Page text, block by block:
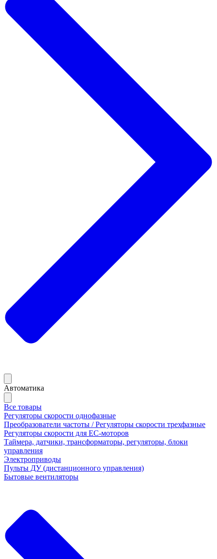
Автоматика
Все товары
Регуляторы скорости однофазные
Преобразователи частоты / Регуляторы скорости трехфазные
Регуляторы скорости для ЕС-моторов
Таймера, датчики, трансформаторы, регуляторы, блоки
управления
Электроприводы
Пульты ДУ (дистанционного управления)
Бытовые вентиляторы